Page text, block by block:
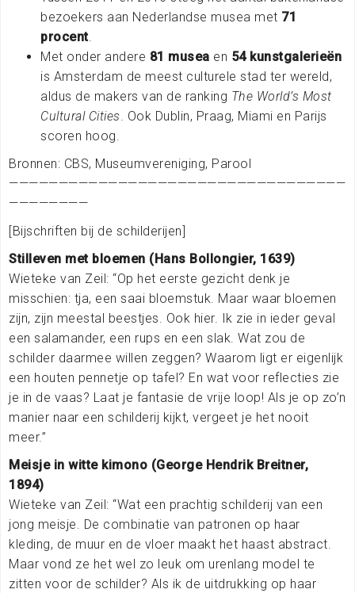
bezoekers aan Nederlandse musea met 71
procent.
Met onder andere 81 musea en 54 kunstgalerieën
is Amsterdam de meest culturele stad ter wereld,
aldus de makers van de ranking The World’s Most
Cultural Cities. Ook Dublin, Praag, Miami en Parijs
scoren hoog.
Bronnen: CBS, Museumvereniging, Parool
——————————————————————————————————
————————
[Bijschriften bij de schilderijen]
Stilleven met bloemen (Hans Bollongier, 1639)
Wieteke van Zeil: “Op het eerste gezicht denk je
misschien: tja, een saai bloemstuk. Maar waar bloemen
zijn, zijn meestal beestjes. Ook hier. Ik zie in ieder geval
een salamander, een rups en een slak. Wat zou de
schilder daarmee willen zeggen? Waarom ligt er eigenlijk
een houten pennetje op tafel? En wat voor reflecties zie
je in de vaas? Laat je fantasie de vrije loop! Als je op zo’n
manier naar een schilderij kijkt, vergeet je het nooit
meer.”
Meisje in witte kimono (George Hendrik Breitner,
1894)
Wieteke van Zeil: “Wat een prachtig schilderij van een
jong meisje. De combinatie van patronen op haar
kleding, de muur en de vloer maakt het haast abstract.
Maar vond ze het wel zo leuk om urenlang model te
zitten voor de schilder? Als ik de uitdrukking op haar